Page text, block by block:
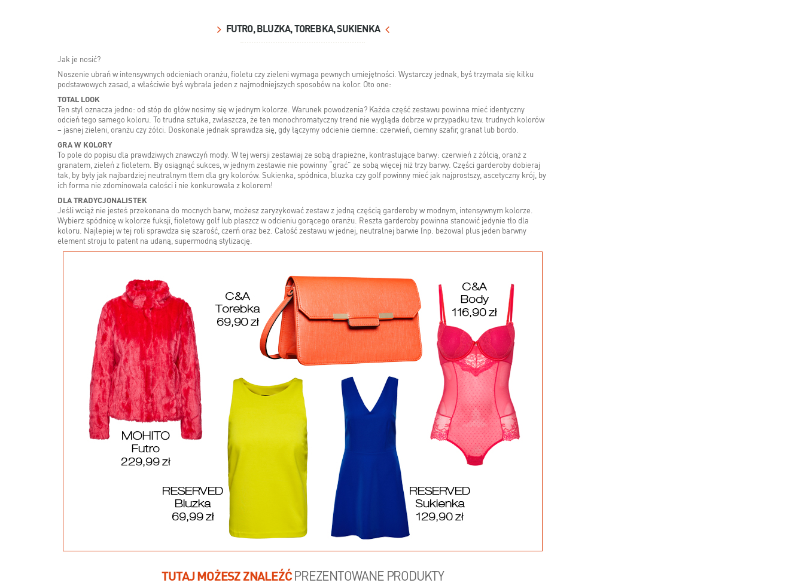
FUTRO, BLUZKA, TOREBKA, SUKIENKA
Jak je nosić?
Noszenie ubrań w intensywnych odcieniach oranżu, fioletu czy zieleni wymaga pewnych umiejętności. Wystarczy jednak, byś trzymała się kilku
podstawowych zasad, a właściwie byś wybrała jeden z najmodniejszych sposobów na kolor. Oto one:
TOTAL LOOK
Ten styl oznacza jedno: od stóp do głów nosimy się w jednym kolorze. Warunek powodzenia? Każda część zestawu powinna mieć identyczny
odcień tego samego koloru. To trudna sztuka, zwłaszcza, że ten monochromatyczny trend nie wygląda dobrze w przypadku tzw. trudnych kolorów
– jasnej zieleni, oranżu czy żółci. Doskonale jednak sprawdza się, gdy łączymy odcienie ciemne: czerwień, ciemny szafir, granat lub bordo.
GRA W KOLORY
To pole do popisu dla prawdziwych znawczyń mody. W tej wersji zestawiaj ze sobą drapieżne, kontrastujące barwy: czerwień z żółcią, oranż z
granatem, zieleń z fioletem. By osiągnąć sukces, w jednym zestawie nie powinny “grać” ze sobą więcej niż trzy barwy. Części garderoby dobieraj
tak, by były jak najbardziej neutralnym tłem dla gry kolorów. Sukienka, spódnica, bluzka czy golf powinny mieć jak najprostszy, ascetyczny krój, by
ich forma nie zdominowała całości i nie konkurowała z kolorem!
DLA TRADYCJONALISTEK
Jeśli wciąż nie jesteś przekonana do mocnych barw, możesz zaryzykować zestaw z jedną częścią garderoby w modnym, intensywnym kolorze.
Wybierz spódnicę w kolorze fuksji, fioletowy golf lub płaszcz w odcieniu gorącego oranżu. Reszta garderoby powinna stanowić jedynie tło dla
koloru. Najlepiej w tej roli sprawdza się szarość, czerń oraz beż. Całość zestawu w jednej, neutralnej barwie (np. beżowa) plus jeden barwny
element stroju to patent na udaną, supermodną stylizację.
TUTAJ MOŻESZ ZNALEŹĆPREZENTOWANE PRODUKTY